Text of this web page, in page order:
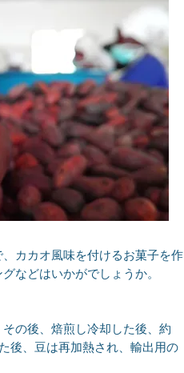
カカオ風味を付けるお菓子を作
などはいかがでしょうか。
の後、焙煎し冷却した後、約
後、豆は再加熱され、輸出用の